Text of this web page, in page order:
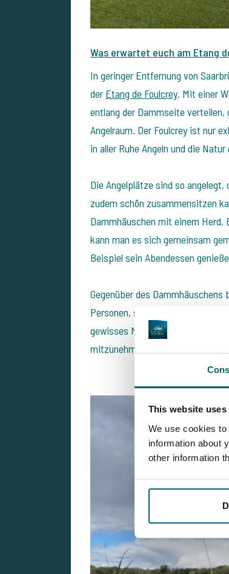
This website
We use cookies
information about
other information
Was erwartet euch am Etang
In geringer Entfernung von
der Etang de Foulcrey. Mit einer
entlang der Dammseite
Angelraum. Der Foulcrey ist nur
in aller Ruhe Angeln und die
Die Angelplätze sind so
zudem schön zusammensitzen
Dammhäuschen mit einem
kann man es sich gemeinsam
Beispiel sein Abendessen
Gegenüber des
Personen, sowie ein
gewisses Maß an Komfort
mitzunehmen ;)